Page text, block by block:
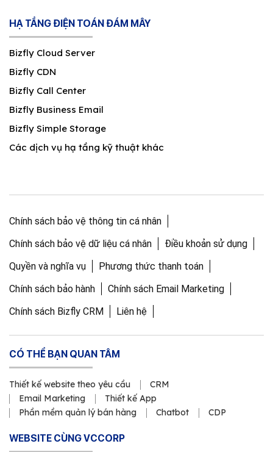
HẠ TẦNG ĐIỆN TOÁN ĐÁM MÂY
Bizfly Cloud Server
Bizfly CDN
Bizfly Call Center
Bizfly Business Email
Bizfly Simple Storage
Các dịch vụ hạ tầng kỹ thuật khác
Chính sách bảo vệ thông tin cá nhân
Chính sách bảo vệ dữ liệu cá nhân
Điều khoản sử dụng
Quyền và nghĩa vụ
Phương thức thanh toán
Chính sách bảo hành
Chính sách Email Marketing
Chính sách Bizfly CRM
Liên hệ
CÓ THỂ BẠN QUAN TÂM
Thiết kế website theo yêu cầu
CRM
Email Marketing
Thiết kế App
Phần mềm quản lý bán hàng
Chatbot CDP
WEBSITE CÙNG VCCORP